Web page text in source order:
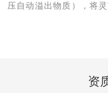
压自动溢出物质），将
资